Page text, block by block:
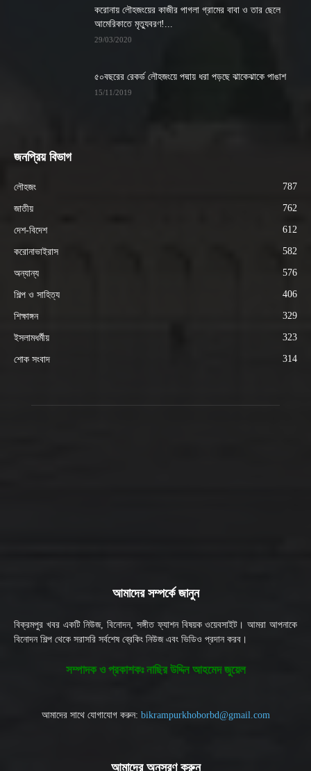
করোনায় লৌহজংয়ের কাজীর পাগলা গ্রামের বাবা ও তার ছেলে
আমেরিকাতে মৃত্যুবরণ!...
29/03/2020
৫০বছরের রেকর্ড লৌহজংয়ে পদ্মায় ধরা পড়ছে ঝাকেঝাকে পাঙাশ
15/11/2019
জনপ্রিয় বিভাগ
লৌহজং 787
জাতীয় 762
দেশ-বিদেশ 612
করোনাভাইরাস 582
অন্যান্য 576
শিল্প ও সাহিত্য 406
শিক্ষাঙ্গন 329
ইসলামধর্মীয় 323
শোক সংবাদ 314
আমাদের সম্পর্কে জানুন
বিক্রমপুর খবর একটি নিউজ, বিনোদন, সঙ্গীত ফ্যাশন বিষয়ক ওয়েবসাইট। আমরা আপনাকে
বিনোদন শিল্প থেকে সরাসরি সর্বশেষ ব্রেকিং নিউজ এবং ভিডিও প্রদান করব।
সম্পাদক ও প্রকাশকঃ নাছির উদ্দিন আহমেদ জুয়েল
আমাদের সাথে যোগাযোগ করুন: bikrampurkhoborbd@gmail.com
আমাদের অনুসরণ করুন